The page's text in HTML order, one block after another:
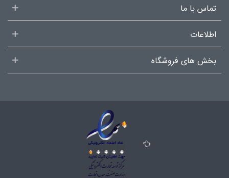
تماس با ما
اطلاعات
بخش های فروشگاه